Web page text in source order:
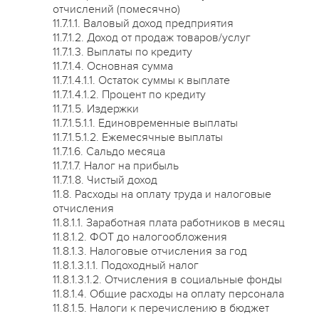
отчислений (помесячно)
11.7.1.1. Валовый доход предприятия
11.7.1.2. Доход от продаж товаров/услуг
11.7.1.3. Выплаты по кредиту
11.7.1.4. Основная сумма
11.7.1.4.1.1. Остаток суммы к выплате
11.7.1.4.1.2. Процент по кредиту
11.7.1.5. Издержки
11.7.1.5.1.1. Единовременные выплаты
11.7.1.5.1.2. Ежемесячные выплаты
11.7.1.6. Сальдо месяца
11.7.1.7. Налог на прибыль
11.7.1.8. Чистый доход
11.8. Расходы на оплату труда и налоговые
отчисления
11.8.1.1. Заработная плата работников в месяц
11.8.1.2. ФОТ до налогообложения
11.8.1.3. Налоговые отчисления за год
11.8.1.3.1.1. Подоходный налог
11.8.1.3.1.2. Отчисления в социальные фонды
11.8.1.4. Общие расходы на оплату персонала
11.8.1.5. Налоги к перечислению в бюджет